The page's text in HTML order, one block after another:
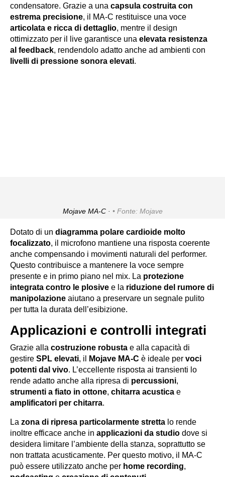
condensatore. Grazie a una capsula costruita con
estrema precisione, il MA-C restituisce una voce
articolata e ricca di dettaglio, mentre il design
ottimizzato per il live garantisce una elevata resistenza
al feedback, rendendolo adatto anche ad ambienti con
livelli di pressione sonora elevati.
Mojave MA-C · Fonte: Mojave
Dotato di un diagramma polare cardioide molto
focalizzato, il microfono mantiene una risposta coerente
anche compensando i movimenti naturali del performer.
Questo contribuisce a mantenere la voce sempre
presente e in primo piano nel mix. La protezione
integrata contro le plosive e la riduzione del rumore di
manipolazione aiutano a preservare un segnale pulito
per tutta la durata dell’esibizione.
Applicazioni e controlli integrati
Grazie alla costruzione robusta e alla capacità di
gestire SPL elevati, il Mojave MA-C è ideale per voci
potenti dal vivo. L’eccellente risposta ai transienti lo
rende adatto anche alla ripresa di percussioni,
strumenti a fiato in ottone, chitarra acustica e
amplificatori per chitarra.
La zona di ripresa particolarmente stretta lo rende
inoltre efficace anche in applicazioni da studio dove si
desidera limitare l’ambiente della stanza, soprattutto se
non trattata acusticamente. Per questo motivo, il MA-C
può essere utilizzato anche per home recording,